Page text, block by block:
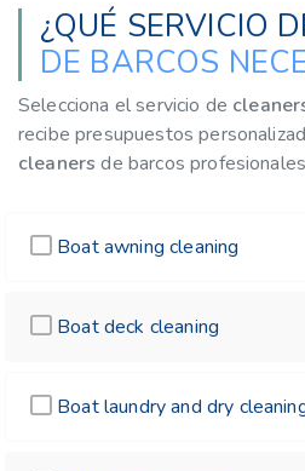
¿QUÉ SERVICIO
DE BARCOS
Selecciona el servicio de
recibe presupuestos
cleaners de barcos
Boat awning cleaning
Boat deck cleaning
Boat laundry and dry